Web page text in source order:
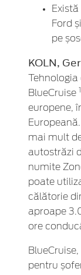
Ford
pe
KOLN,
BlueCruise
europene,
Europeană.
mai mult
autostrăzi
numite
poate
călătorie
aproape
ore
pentru